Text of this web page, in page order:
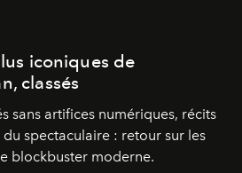
iconiques de
classés
sans artifices numériques, récits
spectaculaire : retour sur les
blockbuster moderne.